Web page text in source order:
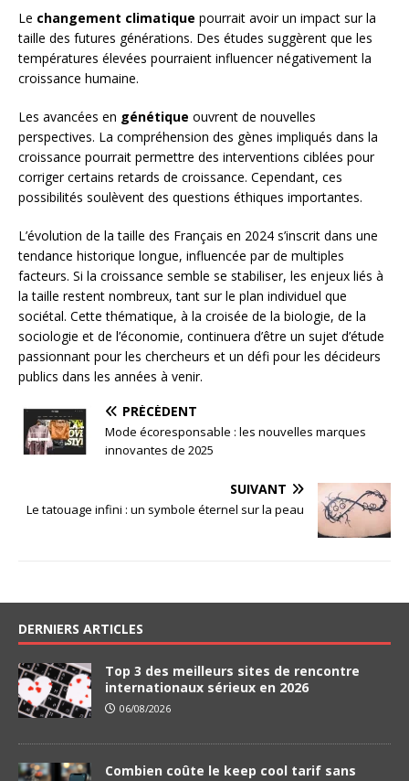
Le changement climatique pourrait avoir un impact sur la
taille des futures générations. Des études suggèrent que les
températures élevées pourraient influencer négativement la
croissance humaine.
Les avancées en génétique ouvrent de nouvelles
perspectives. La compréhension des gènes impliqués dans la
croissance pourrait permettre des interventions ciblées pour
corriger certains retards de croissance. Cependant, ces
possibilités soulèvent des questions éthiques importantes.
L’évolution de la taille des Français en 2024 s’inscrit dans une
tendance historique longue, influencée par de multiples
facteurs. Si la croissance semble se stabiliser, les enjeux liés à
la taille restent nombreux, tant sur le plan individuel que
sociétal. Cette thématique, à la croisée de la biologie, de la
sociologie et de l’économie, continuera d’être un sujet d’étude
passionnant pour les chercheurs et un défi pour les décideurs
publics dans les années à venir.
PRÉCÉDENT
Mode écoresponsable : les nouvelles marques
innovantes de 2025
SUIVANT
Le tatouage infini : un symbole éternel sur la peau
DERNIERS ARTICLES
Top 3 des meilleurs sites de rencontre
internationaux sérieux en 2026
06/08/2026
Combien coûte le keep cool tarif sans